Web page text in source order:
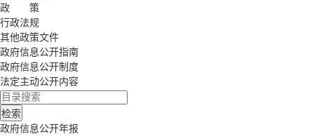
政 策
行政法规
其他政策文件
政府信息公开指南
政府信息公开制度
法定主动公开内容
政府信息公开年报